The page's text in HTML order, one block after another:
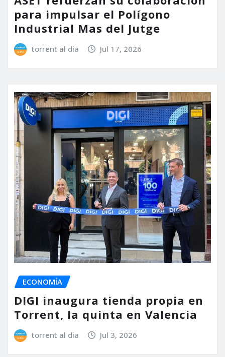
para impulsar el Polígono
Industrial Mas del Jutge
torrent al dia Jul 17, 2026
ECONOMÍA
DIGI inaugura tienda propia en
Torrent, la quinta en Valencia
torrent al dia Jul 3, 2026